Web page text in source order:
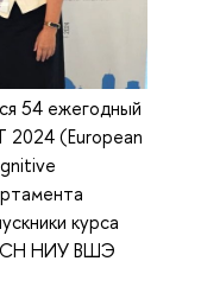
54 ежегодный
2024 (European
курса
НИУ ВШЭ